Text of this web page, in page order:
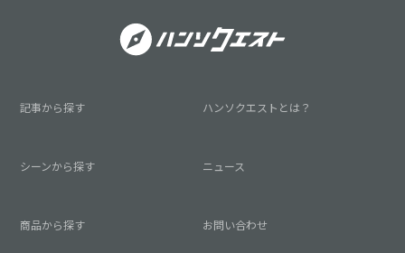
記事から探す
シーンから探す
商品から探す
ハンソクエストとは？
ニュース
お問い合わせ